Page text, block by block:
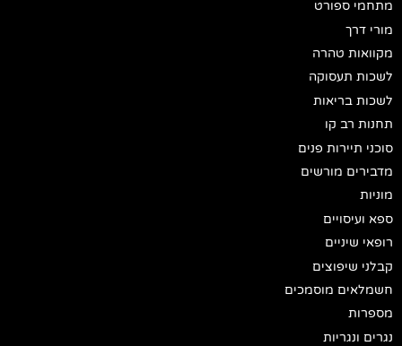
מתחמי ספורט
מורי דרך
מקוואות טהרה
לשכות תעסוקה
לשכות בריאות
תחנות רב קו
סוכני תיירות פנים
מדבירים מורשים
מוניות
ספא ועיסויים
רופאי שיניים
קבלני שיפוצים
חשמלאים מוסמכים
מספרות
נגרים ונגריות